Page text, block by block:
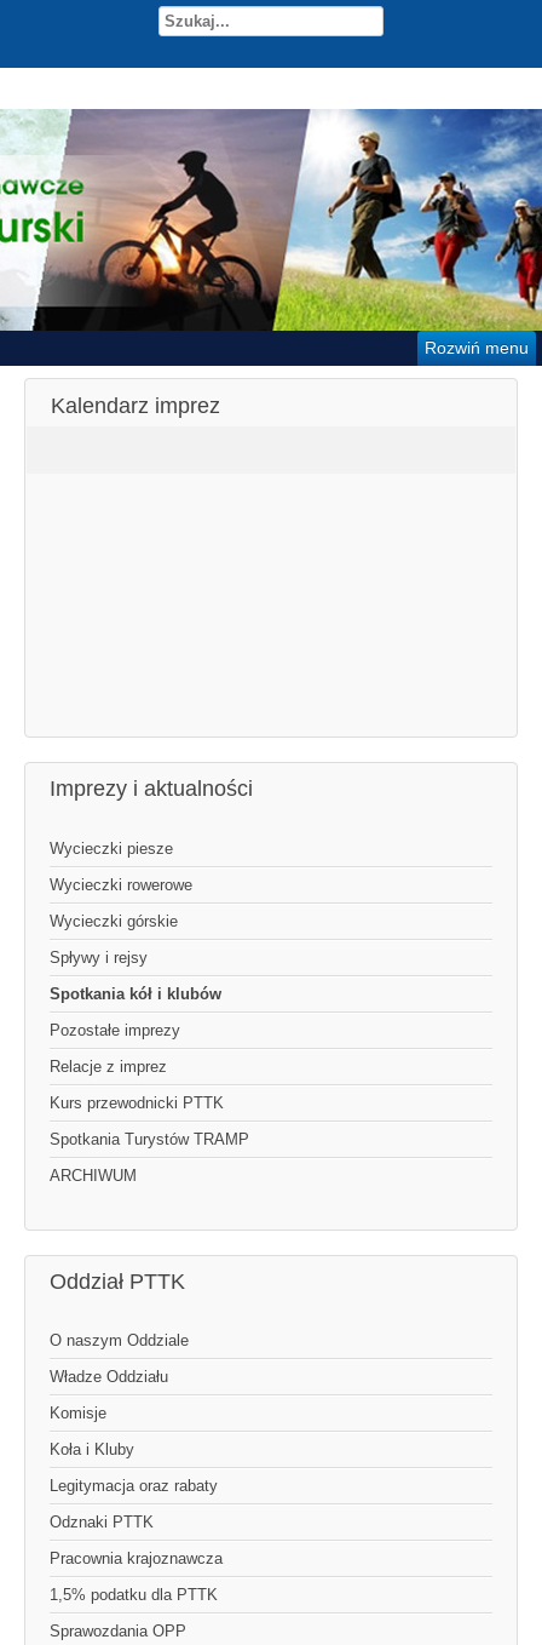
Rozwiń menu
Kalendarz imprez
Imprezy i aktualności
Wycieczki piesze
Wycieczki rowerowe
Wycieczki górskie
Spływy i rejsy
Spotkania kół i klubów
Pozostałe imprezy
Relacje z imprez
Kurs przewodnicki PTTK
Spotkania Turystów TRAMP
ARCHIWUM
Oddział PTTK
O naszym Oddziale
Władze Oddziału
Komisje
Koła i Kluby
Legitymacja oraz rabaty
Odznaki PTTK
Pracownia krajoznawcza
1,5% podatku dla PTTK
Sprawozdania OPP